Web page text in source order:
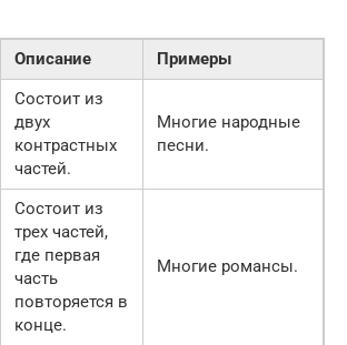
Описание Примеры
Состоит из
двух
контрастных
частей.
Многие народные
песни.
Состоит из
трех частей,
где первая
часть
повторяется в
конце.
Многие романсы.